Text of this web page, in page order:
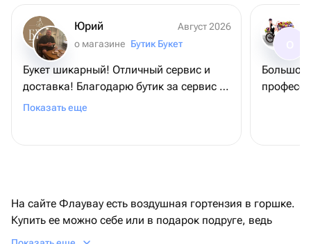
Юрий
Август 2026
о магазине Бутик Букет
Букет шикарный! Отличный сервис и
доставка! Благодарю бутик за сервис и
букет, - именинница довольна
Показать еще
Большое
На сайте Флаувау есть воздушная гортензия в горшке.
Купить ее можно себе или в подарок подруге, ведь
цветок украсит прихожую и другое помещение.